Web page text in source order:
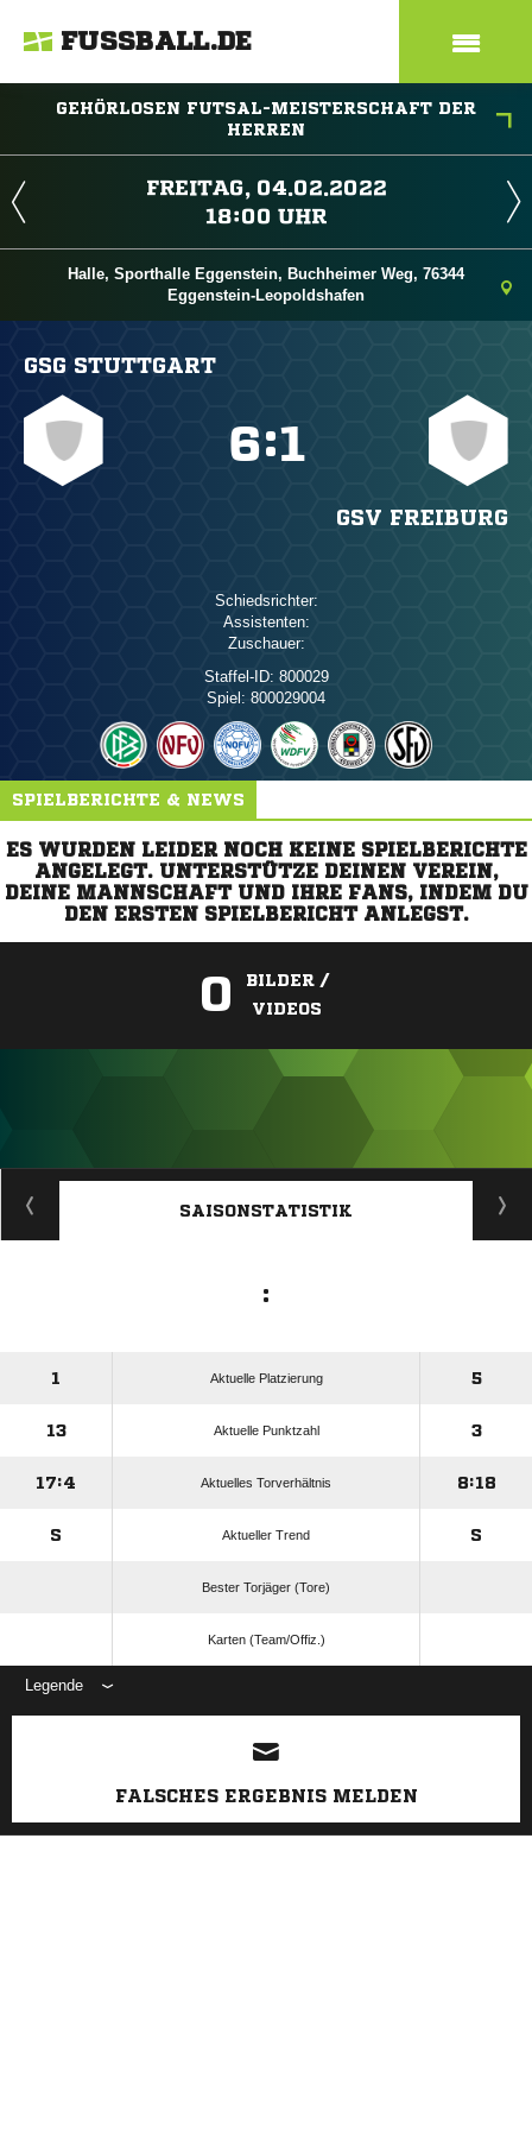
FUSSBALL.DE
GEHÖRLOSEN FUTSAL-MEISTERSCHAFT DER
HERREN
 
 
Halle, Sporthalle Eggenstein, Buchheimer Weg, 76344
Eggenstein-Leopoldshafen
GSG STUTTGART
:
GSV FREIBURG
Schiedsrichter:
Assistenten:
Zuschauer:
Staffel-ID: 800029
Spiel: 800029004
SPIELBERICHTE & NEWS
ES WURDEN LEIDER NOCH KEINE SPIELBERICHTE
ANGELEGT. UNTERSTÜTZE DEINEN VEREIN,
DEINE MANNSCHAFT UND IHRE FANS, INDEM DU
DEN ERSTEN SPIELBERICHT ANLEGST.
0
BILDER /
VIDEOS
ANZEIGE
SAISONSTATISTIK
:
1 Aktuelle Platzierung 5
13 Aktuelle Punktzahl 3
17:4 Aktuelles Torverhältnis 8:18
S Aktueller Trend S
Bester Torjäger (Tore)
Karten (Team/Offiz.)
Legende
ANZEIGE
FALSCHES ERGEBNIS MELDEN